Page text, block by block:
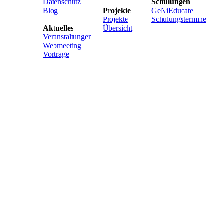
Datenschutz
Blog
Aktuelles
Veranstaltungen
Webmeeting
Vorträge
Projekte
Projekte
Übersicht
Schulungen
GeNiEducate
Schulungstermine